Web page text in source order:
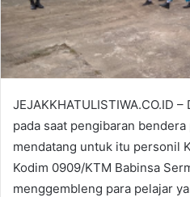
JEJAKKHATULISTIWA.CO.ID
pada saat pengibaran bendera
mendatang untuk itu personil
Kodim 0909/KTM Babinsa
menggembleng para pelajar